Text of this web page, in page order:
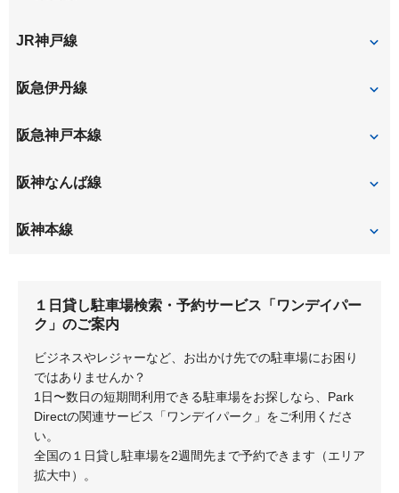
西御園町
浜田町
尼崎
JR神戸線
尼崎
阪急伊丹線
塚口
阪急神戸本線
塚口
阪神なんば線
大物
阪神本線
尼崎 尼崎センタープール前
１日貸し駐車場検索・予約サービス「ワンデイパー
ク」のご案内
ビジネスやレジャーなど、お出かけ先での駐車場にお困り
ではありませんか？
1日〜数日の短期間利用できる駐車場をお探しなら、Park
Directの関連サービス「ワンデイパーク」をご利用くださ
い。
全国の１日貸し駐車場を2週間先まで予約できます（エリア
拡大中）。